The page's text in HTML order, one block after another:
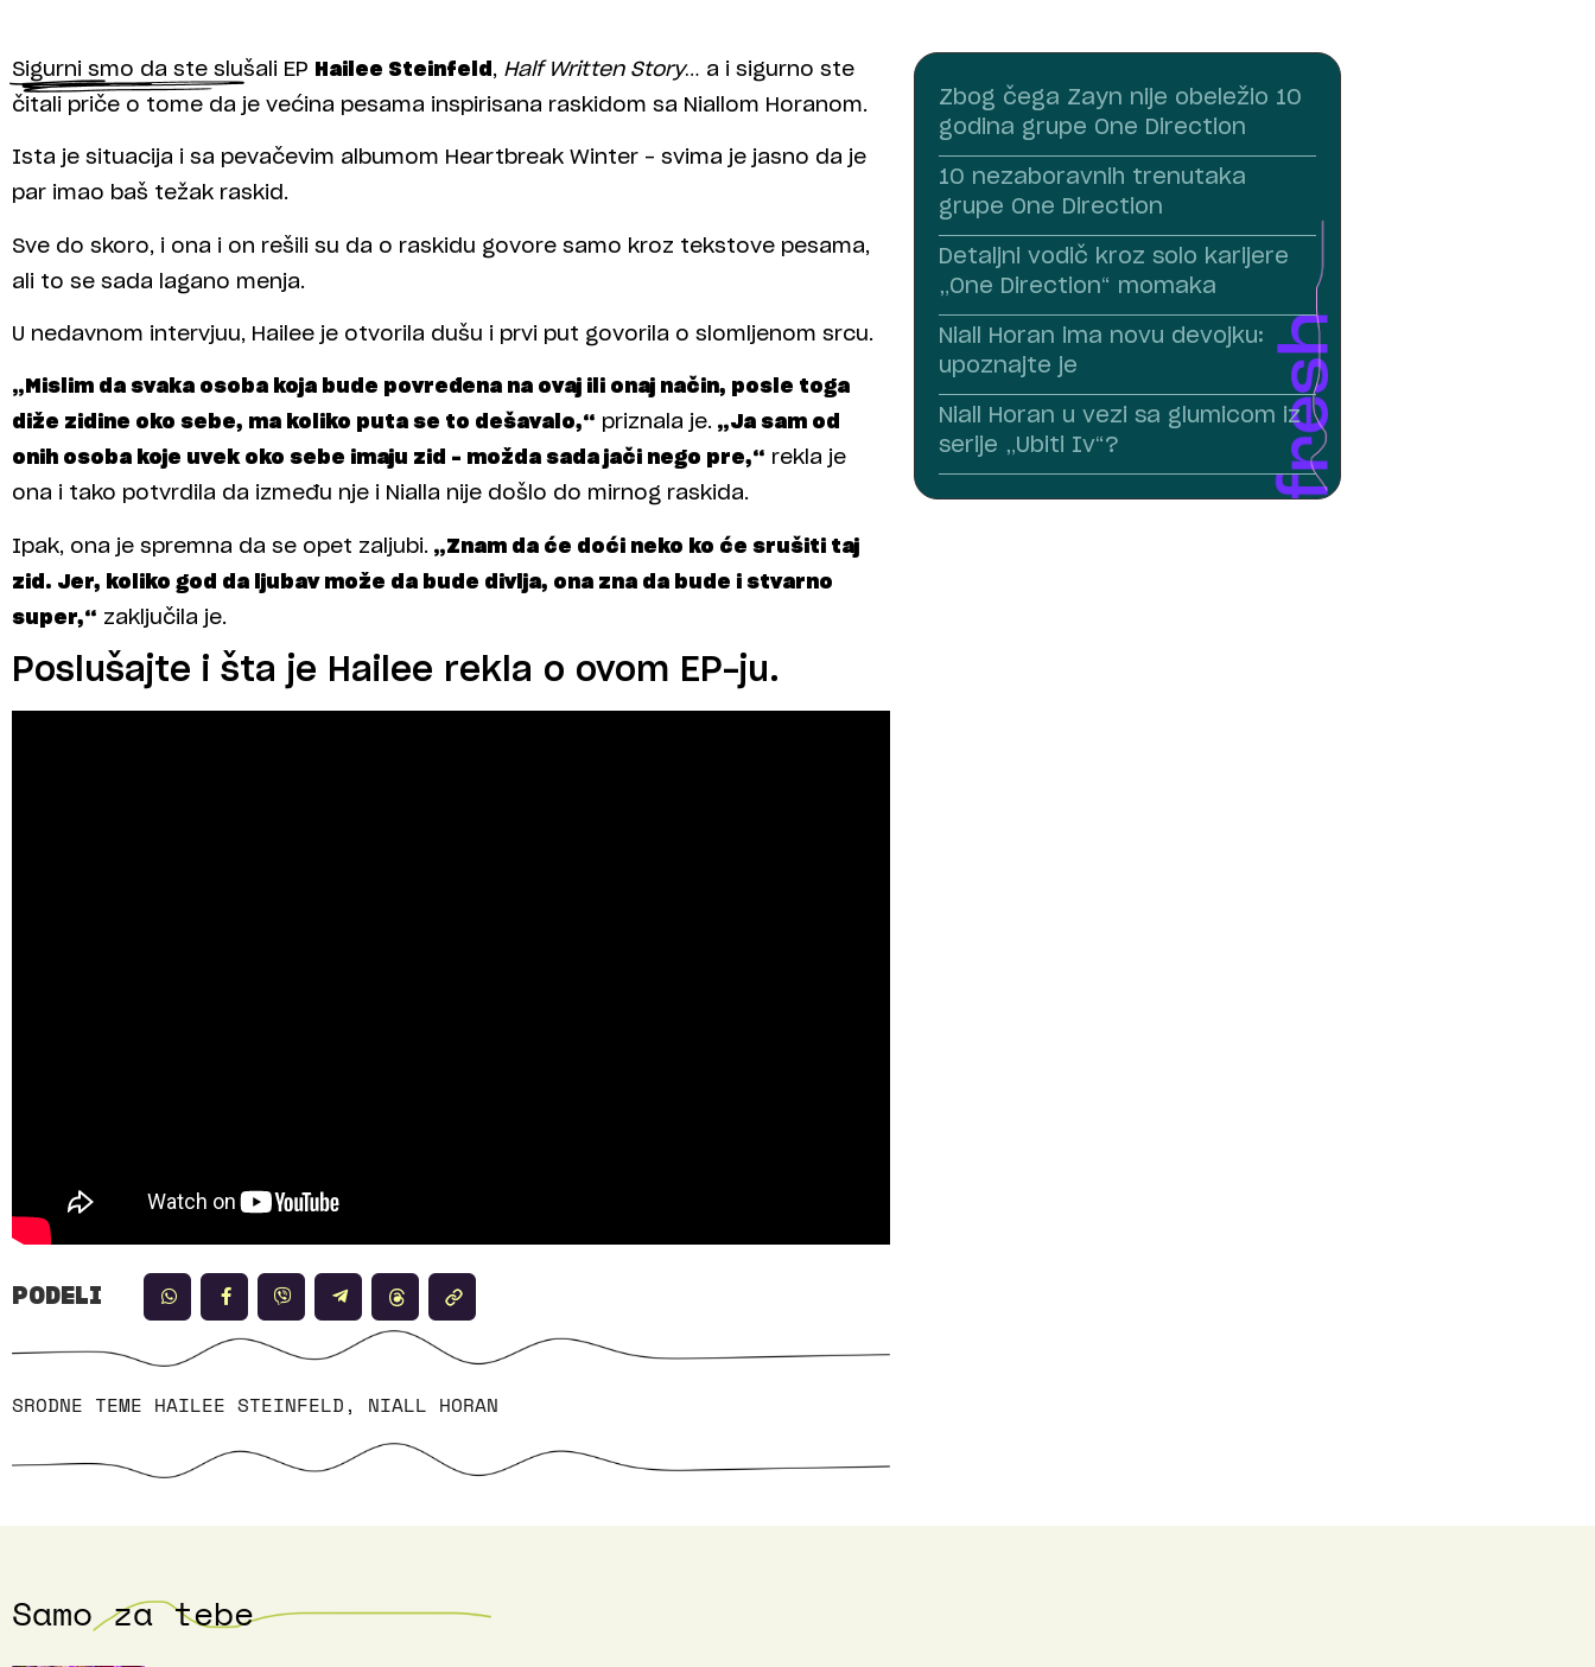
Sigurni smo da ste slušali EP Hailee Steinfeld , Half Written Story… a i sigurno ste
čitali priče o tome da je većina pesama inspirisana raskidom sa Niallom Horanom.
Ista je situacija i sa pevačevim albumom Heartbreak Winter – svima je jasno da je
par imao baš težak raskid.
Sve do skoro, i ona i on rešili su da o raskidu govore samo kroz tekstove pesama,
ali to se sada lagano menja.
U nedavnom intervjuu, Hailee je otvorila dušu i prvi put govorila o slomljenom srcu.
„Mislim da svaka osoba koja bude povređena na ovaj ili onaj način, posle toga
diže zidine oko sebe, ma koliko puta se to dešavalo,“ priznala je. „Ja sam od
onih osoba koje uvek oko sebe imaju zid – možda sada jači nego pre,“ rekla je
ona i tako potvrdila da između nje i Nialla nije došlo do mirnog raskida.
Ipak, ona je spremna da se opet zaljubi. „Znam da će doći neko ko će srušiti taj
zid. Jer, koliko god da ljubav može da bude divlja, ona zna da bude i stvarno
super,“ zaključila je.
Poslušajte i šta je Hailee rekla o ovom EP-ju.
PODELI
SRODNE TEME HAILEE STEINFELD, NIALL HORAN
Zbog čega Zayn nije obeležio 10
godina grupe One Direction
10 nezaboravnih trenutaka
grupe One Direction
Detaljni vodič kroz solo karijere
„One Direction“ momaka
Niall Horan ima novu devojku:
upoznajte je
Niall Horan u vezi sa glumicom iz
serije „Ubiti Iv“?
Samo za tebe